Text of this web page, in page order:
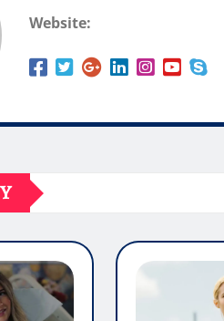
Website: